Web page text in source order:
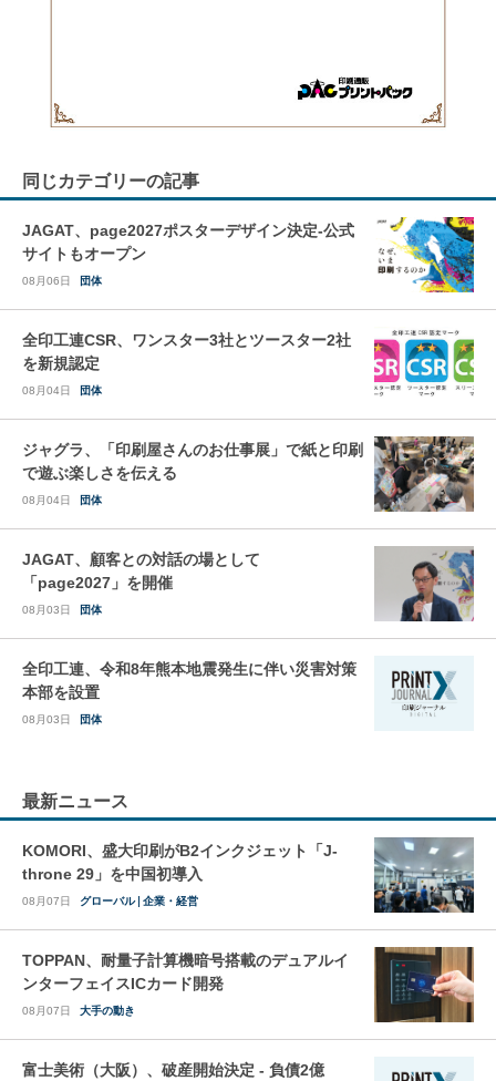
同じカテゴリーの記事
JAGAT、page2027ポスターデザイン決定-公式
サイトもオープン
08月06日 団体
全印工連CSR、ワンスター3社とツースター2社
を新規認定
08月04日 団体
ジャグラ、「印刷屋さんのお仕事展」で紙と印刷
で遊ぶ楽しさを伝える
08月04日 団体
JAGAT、顧客との対話の場として
「page2027」を開催
08月03日 団体
全印工連、令和8年熊本地震発生に伴い災害対策
本部を設置
08月03日 団体
最新ニュース
KOMORI、盛大印刷がB2インクジェット「J-
throne 29」を中国初導入
08月07日 グローバル 企業・経営
TOPPAN、耐量子計算機暗号搭載のデュアルイ
ンターフェイスICカード開発
08月07日 大手の動き
富士美術（大阪）、破産開始決定 - 負債2億